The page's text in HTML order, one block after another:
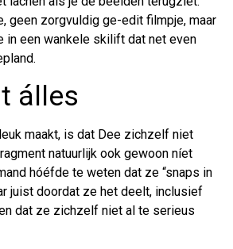
geen zorgvuldig ge-edit filmpje, maar
in een wankele skilift dat net even
álles
maakt, is dat Dee zichzelf niet
natuurlijk ook gewoon níet
hóéfde te weten dat ze “snaps in
juist doordat ze het deelt, inclusief
dat ze zichzelf niet al te serieus